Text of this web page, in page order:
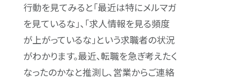
行動を見てみると「最近は特にメルマガ
を見ているな」、「求人情報を見る頻度
が上がっているな」という求職者の状況
がわかります。最近、転職を急ぎ考えたく
なったのかなと推測し、営業からご連絡